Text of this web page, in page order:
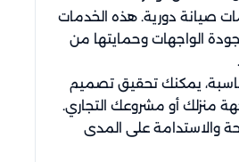
صيانة دورية. هذه الخدمات
الواجهات وحمايتها من
يمكنك تحقيق تصميم
منزلك أو مشروعك التجاري.
والاستدامة على المدى